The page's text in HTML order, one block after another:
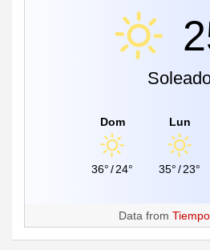
Dom
36°/24°
Lun
35°/23°
Data from